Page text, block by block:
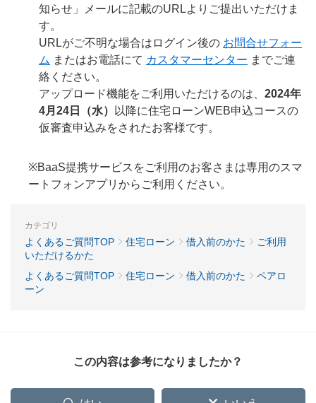
知らせ」メールに記載のURLよりご提出いただけま
す。
URLがご不明な場合はログイン後の お問合せフォー
ム またはお電話にて カスタマーセンター までご連
絡ください。
アップロード機能をご利用いただけるのは、 2024年
4月24日（水）
以降に住宅ローンWEB申込コースの
仮審査申込みをされたお客様です。
※BaaS提携サービスをご利用のお客さまは専用のスマ
ートフォンアプリからご利用ください。
カテゴリ
よくあるご質問TOP 住宅ローン 借入前のかた
ご利用
いただけるかた
よくあるご質問TOP
住宅ローン 借入前のかた
ペアロ
ーン
この内容は参考になりましたか？